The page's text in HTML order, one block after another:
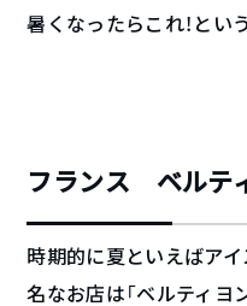
暑くなったらこれ！とい
フランス ベルテ
時期的に夏といえばア
名なお店は「ベルティヨ